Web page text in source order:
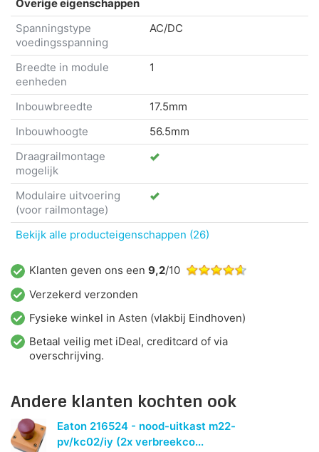
Overige eigenschappen
Spanningstype
voedingsspanning
AC/DC
Breedte in module
eenheden
1
Inbouwbreedte
17.5mm
Inbouwhoogte
56.5mm
Draagrailmontage
mogelijk
Modulaire uitvoering
(voor railmontage)
Bekijk alle producteigenschappen (26)
Klanten geven ons een 9,2/10
Verzekerd verzonden
Fysieke winkel in Asten (vlakbij Eindhoven)
Betaal veilig met iDeal, creditcard of via
overschrijving.
Andere klanten kochten ook
Eaton 216524 - nood-uitkast m22-
pv/kc02/iy (2x verbreekco...